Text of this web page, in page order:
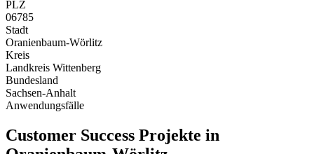
PLZ
06785
Stadt
Oranienbaum-Wörlitz
Kreis
Landkreis Wittenberg
Bundesland
Sachsen-Anhalt
Anwendungsfälle
Customer Success Projekte in